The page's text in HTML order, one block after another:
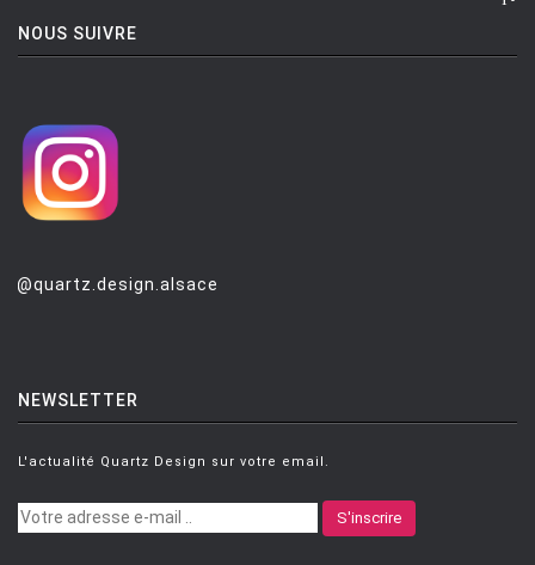
NOUS SUIVRE
@quartz.design.alsace
NEWSLETTER
L'actualité Quartz Design sur votre email.
S'inscrire